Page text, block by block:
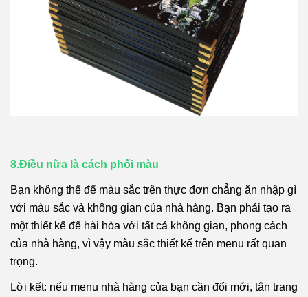
8.Điều nữa là cách phối màu
Bạn không thể để màu sắc trên thực đơn chẳng ăn nhập gì
với màu sắc và không gian của nhà hàng. Bạn phải tạo ra
một thiết kế để hài hòa với tất cả không gian, phong cách
của nhà hàng, vì vậy màu sắc thiết kế trên menu rất quan
trọng.
Lời kết: nếu menu nhà hàng của bạn cần đổi mới, tân trang